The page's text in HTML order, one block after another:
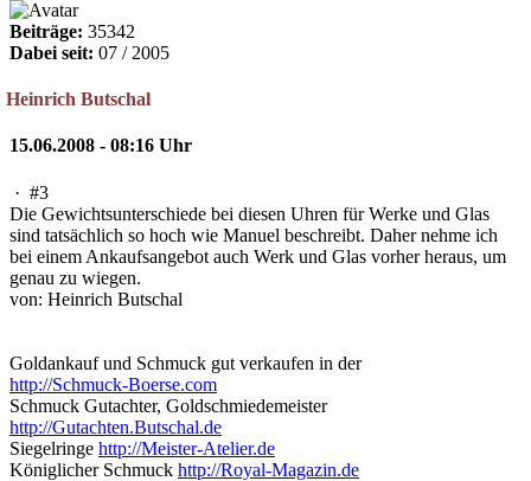
Beiträge: 35342
Dabei seit: 07 / 2005
Heinrich Butschal
15.06.2008 - 08:16 Uhr
· #3
Die Gewichtsunterschiede bei diesen Uhren für Werke und Glas
sind tatsächlich so hoch wie Manuel beschreibt. Daher nehme ich
bei einem Ankaufsangebot auch Werk und Glas vorher heraus, um
genau zu wiegen.
von: Heinrich Butschal
Goldankauf und Schmuck gut verkaufen in der
http://Schmuck-Boerse.com
Schmuck Gutachter, Goldschmiedemeister
http://Gutachten.Butschal.de
Siegelringe http://Meister-Atelier.de
Königlicher Schmuck http://Royal-Magazin.de